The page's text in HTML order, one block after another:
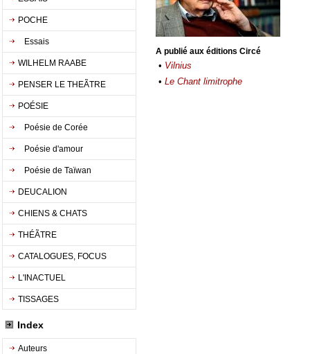
POCHE
Essais
WILHELM RAABE
PENSER LE THEÃTRE
POÉSIE
Poésie de Corée
Poésie d'amour
Poésie de Taïwan
DEUCALION
CHIENS & CHATS
THÉÃTRE
CATALOGUES, FOCUS
L'INACTUEL
TISSAGES
Index
Auteurs
A publié aux éditions Circé
• Vilnius
• Le Chant limitrophe